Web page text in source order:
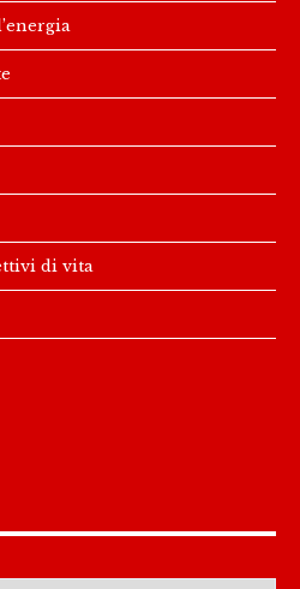
di vita